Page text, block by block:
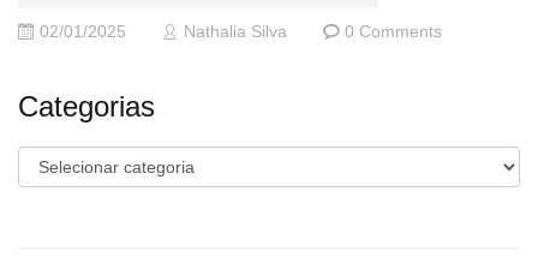
02/01/2025 Nathalia Silva 0 Comments
Categorias
Categorias